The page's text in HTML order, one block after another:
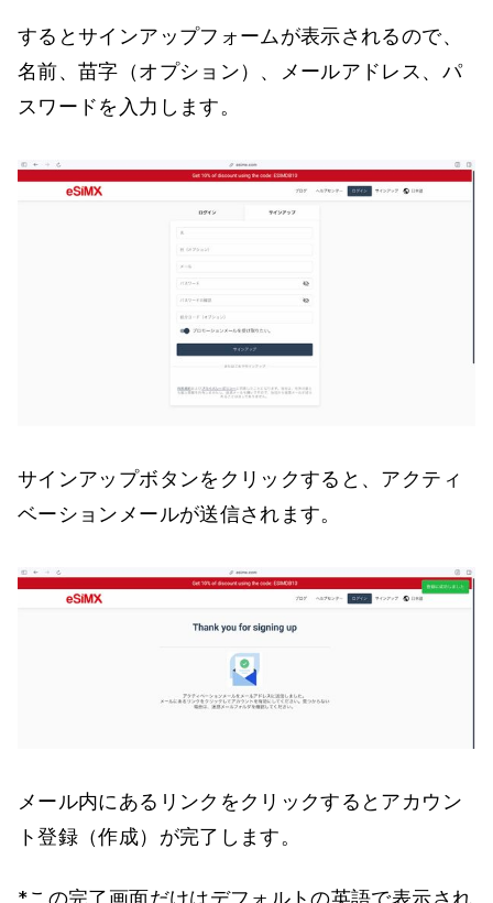
するとサインアップフォームが表示されるので、
名前、苗字（オプション）、メールアドレス、パ
スワードを入力します。
サインアップボタンをクリックすると、アクティ
ベーションメールが送信されます。
メール内にあるリンクをクリックするとアカウン
ト登録（作成）が完了します。
*この完了画面だけはデフォルトの英語で表示され